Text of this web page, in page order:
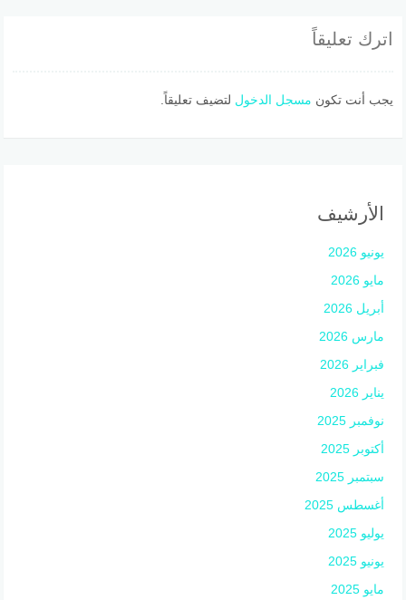
اترك تعليقاً
يجب أنت تكون مسجل الدخول لتضيف تعليقاً.
الأرشيف
يونيو 2026
مايو 2026
أبريل 2026
مارس 2026
فبراير 2026
يناير 2026
نوفمبر 2025
أكتوبر 2025
سبتمبر 2025
أغسطس 2025
يوليو 2025
يونيو 2025
مايو 2025